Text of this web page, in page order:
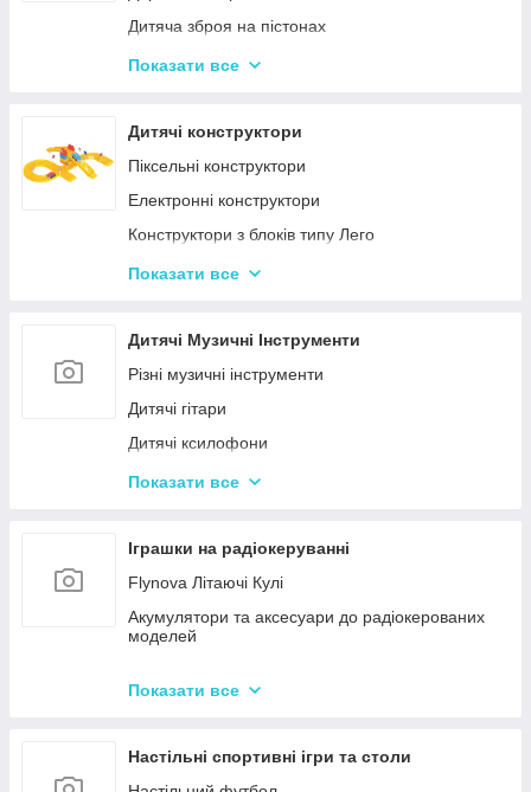
Дитяча зброя на пістонах
Дитячі водяні пістолети, автомати
Дитячі іграшкові луки, стріли, арбалети
Іграшкові пістолети
Дитячі пістолети, гвинтівки з м'якими кулями
Показати все
Дитячі конструктори
Піксельні конструктори
Електронні конструктори
Конструктори з блоків типу Лего
Конструктор для малюків з великими деталями
Тривимірні пазли-конструктори
Металеві конструктори
Показати все
Дитячі Музичні Інструменти
Різні музичні інструменти
Дитячі гітари
Дитячі ксилофони
Дитячі Синтезатори та Піаніно
Показати все
Іграшки на радіокеруванні
Flynova Літаючі Кулі
Акумулятори та аксесуари до радіокерованих
моделей
Показати все
Настільні спортивні ігри та столи